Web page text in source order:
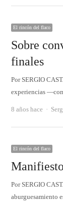
El rincón del flaco
Sobre
finales
Por SERGIO
experiencias
8 años hace
El rincón del flaco
Por SERGIO
aburguesamiento